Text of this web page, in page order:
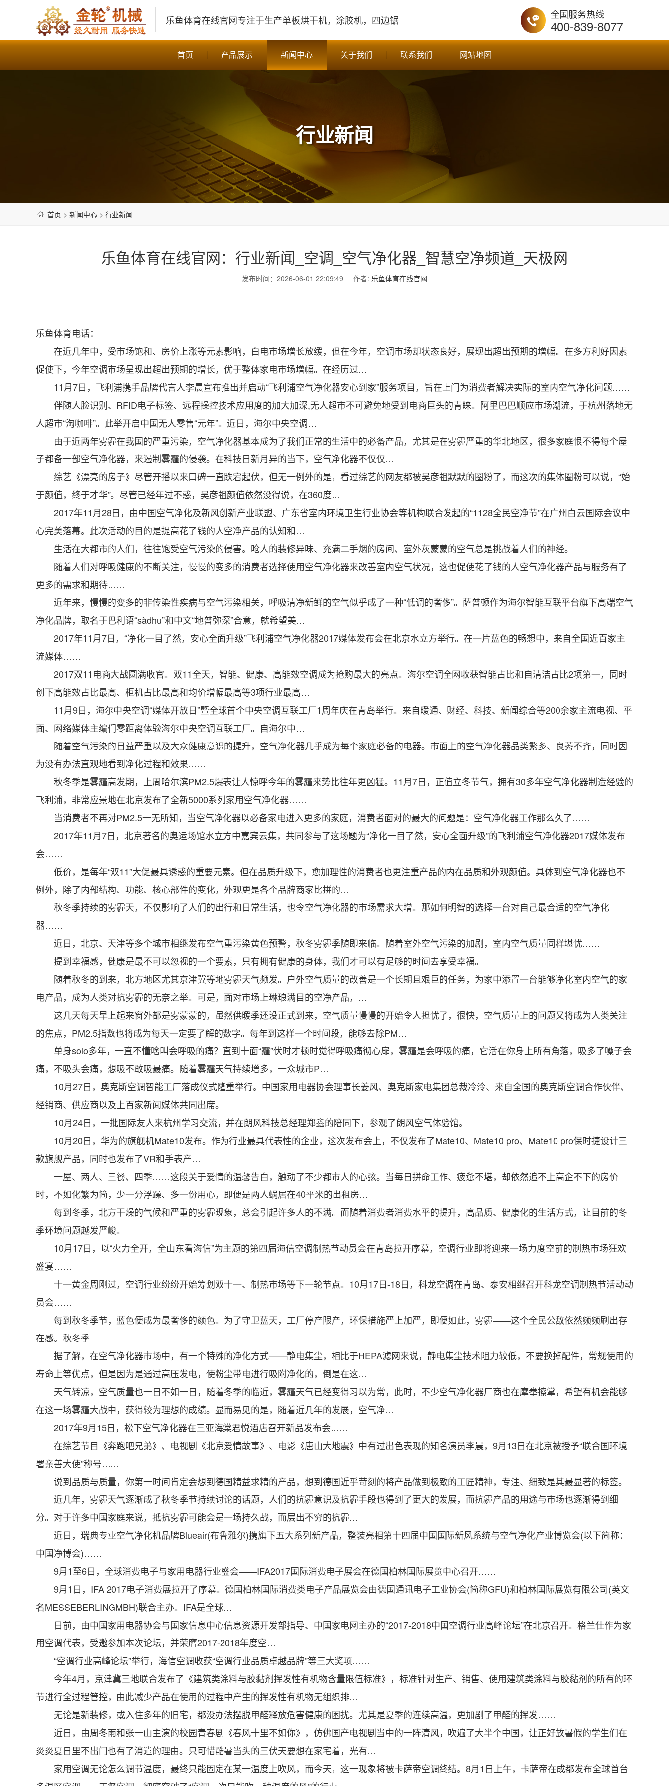
乐鱼体育在线官网专注于生产单板烘干机，涂胶机，四边锯 全国服务热线
400-839-8077
首页 产品展示 新闻中心 关于我们 联系我们 网站地图
行业新闻
首页 > 新闻中心 > 行业新闻
乐鱼体育在线官网：行业新闻_空调_空气净化器_智慧空净频道_天极网
发布时间：2026-06-01 22:09:49 作者: 乐鱼体育在线官网
乐鱼体育电话：
在近几年中，受市场饱和、房价上涨等元素影响，白电市场增长放缓，但在今年，空调市场却状态良好，展现出超出预期的增幅。在多方利好因素
促使下，今年空调市场呈现出超出预期的增长，优于整体家电市场增幅。在经历过…
11月7日，飞利浦携手品牌代言人李晨宣布推出并启动“飞利浦空气净化器安心到家”服务项目，旨在上门为消费者解决实际的室内空气净化问题……
伴随人脸识别、RFID电子标签、远程操控技术应用度的加大加深,无人超市不可避免地受到电商巨头的青睐。阿里巴巴顺应市场潮流，于杭州落地无
人超市“淘咖啡”。此举开启中国无人零售“元年”。近日，海尔中央空调…
由于近两年雾霾在我国的严重污染，空气净化器基本成为了我们正常的生活中的必备产品，尤其是在雾霾严重的华北地区，很多家庭恨不得每个屋
子都备一部空气净化器，来遏制雾霾的侵袭。在科技日新月异的当下，空气净化器不仅仅…
综艺《漂亮的房子》尽管开播以来口碑一直跌宕起伏，但无一例外的是，看过综艺的网友都被吴彦祖默默的圈粉了，而这次的集体圈粉可以说，“始
于颜值，终于才华”。尽管已经年过不惑，吴彦祖颜值依然没得说，在360度…
2017年11月28日，由中国空气净化及新风创新产业联盟、广东省室内环境卫生行业协会等机构联合发起的“1128全民空净节”在广州白云国际会议中
心完美落幕。此次活动的目的是提高花了钱的人空净产品的认知和…
生活在大都市的人们，往往饱受空气污染的侵害。呛人的装修异味、充满二手烟的房间、室外灰蒙蒙的空气总是挑战着人们的神经。
随着人们对呼吸健康的不断关注，慢慢的变多的消费者选择使用空气净化器来改善室内空气状况，这也促使花了钱的人空气净化器产品与服务有了
更多的需求和期待……
近年来，慢慢的变多的非传染性疾病与空气污染相关，呼吸清净新鲜的空气似乎成了一种“低调的奢侈”。萨普顿作为海尔智能互联平台旗下高端空气
净化品牌，取名于巴利语“sàdhu”和中文“地普弥深”合意，就希望美…
2017年11月7日，“净化一目了然，安心全面升级”飞利浦空气净化器2017媒体发布会在北京水立方举行。在一片蓝色的畅想中，来自全国近百家主
流媒体……
2017双11电商大战圆满收官。双11全天，智能、健康、高能效空调成为抢购最大的亮点。海尔空调全网收获智能占比和自清洁占比2项第一，同时
创下高能效占比最高、柜机占比最高和均价增幅最高等3项行业最高…
11月9日，海尔中央空调“媒体开放日”暨全球首个中央空调互联工厂1周年庆在青岛举行。来自暖通、财经、科技、新闻综合等200余家主流电视、平
面、网络媒体主编们零距离体验海尔中央空调互联工厂。自海尔中…
随着空气污染的日益严重以及大众健康意识的提升，空气净化器几乎成为每个家庭必备的电器。市面上的空气净化器品类繁多、良莠不齐，同时因
为没有办法直观地看到净化过程和效果……
秋冬季是雾霾高发期，上周哈尔滨PM2.5爆表让人惊呼今年的雾霾来势比往年更凶猛。11月7日，正值立冬节气，拥有30多年空气净化器制造经验的
飞利浦，非常应景地在北京发布了全新5000系列家用空气净化器……
当消费者不再对PM2.5一无所知，当空气净化器以必备家电进入更多的家庭，消费者面对的最大的问题是：空气净化器工作那么久了……
2017年11月7日，北京著名的奥运场馆水立方中嘉宾云集，共同参与了这场题为“净化一目了然，安心全面升级”的飞利浦空气净化器2017媒体发布
会……
低价，是每年“双11”大促最具诱惑的重要元素。但在品质升级下，愈加理性的消费者也更注重产品的内在品质和外观颜值。具体到空气净化器也不
例外，除了内部结构、功能、核心部件的变化，外观更是各个品牌商家比拼的…
秋冬季持续的雾霾天，不仅影响了人们的出行和日常生活，也令空气净化器的市场需求大增。那如何明智的选择一台对自己最合适的空气净化
器……
近日，北京、天津等多个城市相继发布空气重污染黄色预警，秋冬雾霾季随即来临。随着室外空气污染的加剧，室内空气质量同样堪忧……
提到幸福感，健康是最不可以忽视的一个要素，只有拥有健康的身体，我们才可以有足够的时间去享受幸福。
随着秋冬的到来，北方地区尤其京津冀等地雾霾天气频发。户外空气质量的改善是一个长期且艰巨的任务，为家中添置一台能够净化室内空气的家
电产品，成为人类对抗雾霾的无奈之举。可是，面对市场上琳琅满目的空净产品，…
这几天每天早上起来窗外都是雾蒙蒙的，虽然供暖季还没正式到来，空气质量慢慢的开始令人担忧了，很快，空气质量上的问题又将成为人类关注
的焦点，PM2.5指数也将成为每天一定要了解的数字。每年到这样一个时间段，能够去除PM…
单身solo多年，一直不懂啥叫会呼吸的痛？直到十面“霾”伏时才顿时觉得呼吸痛彻心扉，雾霾是会呼吸的痛，它活在你身上所有角落，吸多了嗓子会
痛，不吸头会痛，想吸不敢吸最痛。随着雾霾天气持续增多，一众城市P…
10月27日，奥克斯空调智能工厂落成仪式隆重举行。中国家用电器协会理事长姜风、奥克斯家电集团总裁冷泠、来自全国的奥克斯空调合作伙伴、
经销商、供应商以及上百家新闻媒体共同出席。
10月24日，一批国际友人来杭州学习交流，并在朗风科技总经理郑鑫的陪同下，参观了朗风空气体验馆。
10月20日，华为的旗舰机Mate10发布。作为行业最具代表性的企业，这次发布会上，不仅发布了Mate10、Mate10 pro、Mate10 pro保时捷设计三
款旗舰产品，同时也发布了VR和手表产…
一屋、两人、三餐、四季……这段关于爱情的温馨告白，触动了不少都市人的心弦。当每日拼命工作、疲惫不堪，却依然追不上高企不下的房价
时，不如化繁为简，少一分浮躁、多一份用心，即便是两人蜗居在40平米的出租房…
每到冬季，北方干燥的气候和严重的雾霾现象，总会引起许多人的不满。而随着消费者消费水平的提升，高品质、健康化的生活方式，让目前的冬
季环境问题越发严峻。
10月17日，以“火力全开，全山东看海信”为主题的第四届海信空调制热节动员会在青岛拉开序幕，空调行业即将迎来一场力度空前的制热市场狂欢
盛宴……
十一黄金周刚过，空调行业纷纷开始筹划双十一、制热市场等下一轮节点。10月17日-18日，科龙空调在青岛、泰安相继召开科龙空调制热节活动动
员会……
每到秋冬季节，蓝色便成为最奢侈的颜色。为了守卫蓝天，工厂停产限产，环保措施严上加严，即便如此，雾霾——这个全民公敌依然频频刷出存
在感。秋冬季
据了解，在空气净化器市场中，有一个特殊的净化方式——静电集尘，相比于HEPA滤网来说，静电集尘技术阻力较低，不要换掉配件，常规使用的
寿命上等优点，但是因为是通过高压发电，使粉尘带电进行吸附净化的，倒是在这…
天气转凉，空气质量也一日不如一日，随着冬季的临近，雾霾天气已经变得习以为常，此时，不少空气净化器厂商也在摩拳擦掌，希望有机会能够
在这一场雾霾大战中，获得较为理想的成绩。显而易见的是，随着近几年的发展，空气净…
2017年9月15日，松下空气净化器在三亚海棠君悦酒店召开新品发布会……
在综艺节目《奔跑吧兄弟》、电视剧《北京爱情故事》、电影《唐山大地震》中有过出色表现的知名演员李晨，9月13日在北京被授予“联合国环境
署亲善大使”称号……
说到品质与质量，你第一时间肯定会想到德国精益求精的产品，想到德国近乎苛刻的将产品做到极致的工匠精神，专注、细致是其最显著的标签。
近几年，雾霾天气逐渐成了秋冬季节持续讨论的话题，人们的抗霾意识及抗霾手段也得到了更大的发展，而抗霾产品的用途与市场也逐渐得到细
分。对于许多中国家庭来说，抵抗雾霾可能会是一场持久战，而层出不穷的抗霾…
近日，瑞典专业空气净化机品牌Blueair(布鲁雅尔)携旗下五大系列新产品，整装亮相第十四届中国国际新风系统与空气净化产业博览会(以下简称：
中国净博会)……
9月1至6日，全球消费电子与家用电器行业盛会——IFA2017国际消费电子展会在德国柏林国际展览中心召开……
9月1日，IFA 2017电子消费展拉开了序幕。德国柏林国际消费类电子产品展览会由德国通讯电子工业协会(简称GFU)和柏林国际展览有限公司(英文
名MESSEBERLINGMBH)联合主办。IFA是全球…
日前，由中国家用电器协会与国家信息中心信息资源开发部指导、中国家电网主办的“2017-2018中国空调行业高峰论坛”在北京召开。格兰仕作为家
用空调代表，受邀参加本次论坛，并荣膺2017-2018年度空…
“空调行业高峰论坛”举行，海信空调收获“空调行业品质卓越品牌”等三大奖项……
今年4月，京津冀三地联合发布了《建筑类涂料与胶黏剂挥发性有机物含量限值标准》，标准针对生产、销售、使用建筑类涂料与胶黏剂的所有的环
节进行全过程管控，由此减少产品在使用的过程中产生的挥发性有机物无组织排…
无论是新装修，或入住多年的旧宅，都没办法摆脱甲醛释放危害健康的困扰。尤其是夏季的连续高温，更加剧了甲醛的挥发……
近日，由周冬雨和张一山主演的校园青春剧《春风十里不如你》，仿佛国产电视剧当中的一阵清风，吹遍了大半个中国，让正好放暑假的学生们在
炎炎夏日里不出门也有了消遣的理由。只可惜酷暑当头的三伏天要想在家宅着，光有…
家用空调无论怎么调节温度，最终只能固定在某一温度上吹风，而今天，这一现象将被卡萨帝空调终结。8月1日上午，卡萨帝在成都发布全球首台